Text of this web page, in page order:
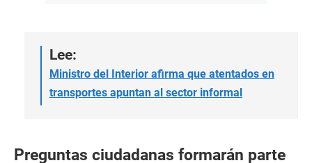
Lee:
Ministro del Interior afirma que atentados en
transportes apuntan al sector informal
Preguntas ciudadanas formarán parte